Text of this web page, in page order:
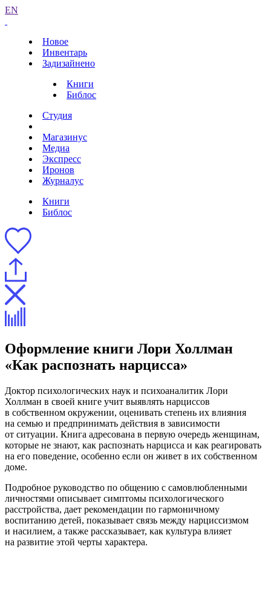
EN
Новое
Инвентарь
Задизайнено
Книги
Библос
Студия
Магазинус
Медиа
Экспресс
Иронов
Журналус
Книги
Библос
Оформление книги Лори Холлман
«Как распознать нарцисса»
Доктор психологических наук и психоаналитик Лори
Холлман в своей книге учит выявлять нарциссов
в собственном окружении, оценивать степень их влияния
на семью и предпринимать действия в зависимости
от ситуации. Книга адресована в первую очередь женщинам,
которые не знают, как распознать нарцисса и как реагировать
на его поведение, особенно если он живет в их собственном
доме.
Подробное руководство по общению с самовлюбленными
личностями описывает симптомы психологического
расстройства, дает рекомендации по гармоничному
воспитанию детей, показывает связь между нарциссизмом
и насилием, а также рассказывает, как культура влияет
на развитие этой черты характера.